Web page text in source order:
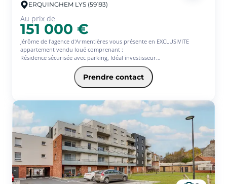
ERQUINGHEM LYS (59193)
Au prix de
151 000 €
Jérôme de l'agence d'Armentières vous présente en EXCLUSIVITE
appartement vendu loué comprenant :
Résidence sécurisée avec parking, Idéal investisseur
Place de parking privative
Résidence calme et bien entretenue
loyer de 515  / mois, parfait pour un investissement locatif rentable
Localisation idéale, à seulement quelques minutes d'Armentières et
des grands axes vers Lille.
Prendre contact